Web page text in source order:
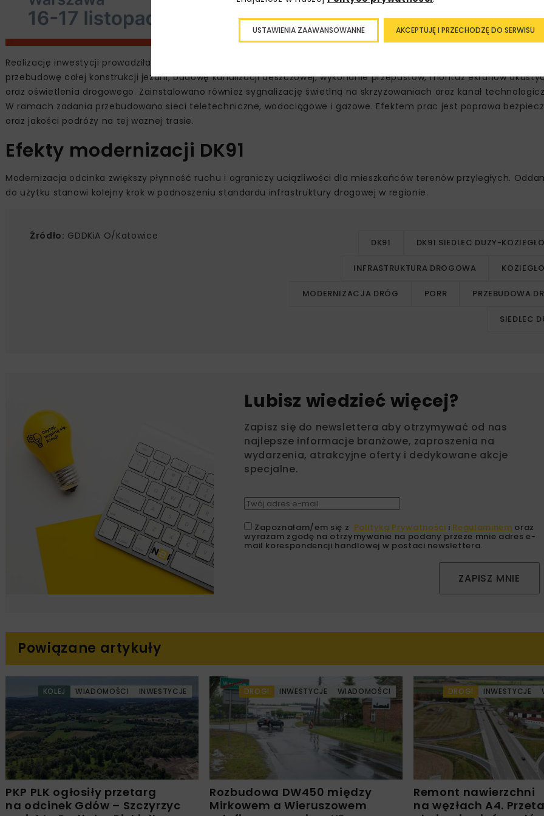
Realizację inwestycji prowadziła firma PORR od 25 lipca 2023 r., a jej wartość wyniosła blisko 106 mln zł. Zakres robót
przebudowę całej konstrukcji jezdni, budowę kanalizacji deszczowej, wykonanie przepustów, montaż ekranów
oraz oświetlenia drogowego. Zainstalowano również sygnalizację świetlną na skrzyżowaniach oraz kanał
W ramach zadania przebudowano sieci teletechniczne, wodociągowe i gazowe. Efektem prac jest poprawa
oraz jakości podróży na tej ważnej trasie.
Efekty modernizacji DK91
Modernizacja odcinka zwiększy płynność ruchu i ograniczy uciążliwości dla mieszkańców terenów przyległych.
do użytku stanowi kolejny krok w podnoszeniu standardu infrastruktury drogowej w regionie.
Źródło: GDDKiA O/Katowice
DK91 DK91 SIEDLEC DUŻY-
INFRASTRUKTURA DROGOWA
MODERNIZACJA DRÓG PORR PRZEBUDOWA
SIEDLEC
Lubisz wiedzieć więcej?
Zapisz się do newslettera aby otrzymywać od nas
najlepsze informacje branżowe, zaproszenia na
wydarzenia, atrakcyjne oferty i dedykowane akcje
specjalne.
Zapoznałam/em się z Polityką Prywatności i Regulaminem oraz
wyrażam zgodę na otrzymywanie na podany przeze mnie adres e-
mail korespondencji handlowej w postaci newslettera.
ZAPISZ MNIE
Powiązane artykuły
KOLEJ WIADOMOŚCI INWESTYCJE
PKP PLK ogłosiły przetarg
na odcinek Gdów – Szczyrzyc
DROGI INWESTYCJE WIADOMOŚCI
Rozbudowa DW450 między
Mirkowem a Wieruszowem
DROGI INWESTYCJE
Remont nawierzchni
na węzłach A4.
AKCEPTUJĘ I PRZECHODZĘ DO SERWISU
USTAWIENIA ZAAWANSOWANNE